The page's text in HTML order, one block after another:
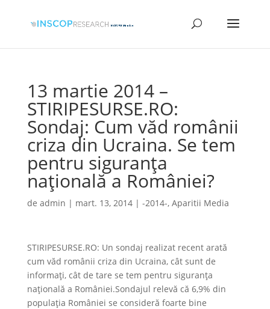
13 martie 2014 –
STIRIPESURSE.RO:
Sondaj: Cum văd românii
criza din Ucraina. Se tem
pentru siguranţa
naţională a României?
de admin | mart. 13, 2014| -2014-, Aparitii Media
STIRIPESURSE.RO: Un sondaj realizat recent arată
cum văd românii criza din Ucraina, cât sunt de
informaţi, cât de tare se tem pentru siguranţa
naţională a României.Sondajul relevă că 6,9% din
populația României se consideră foarte bine